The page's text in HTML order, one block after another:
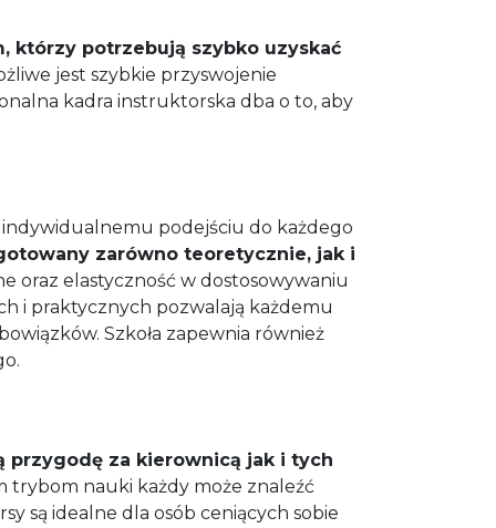
którzy potrzebują szybko uzyskać
jest szybkie przyswojenie
kadra instruktorska dba o to, aby
indywidualnemu podejściu do każdego
zarówno teoretycznie, jak i
oraz elastyczność w dostosowywaniu
i praktycznych pozwalają każdemu
Szkoła zapewnia również
przygodę za kierownicą jak i tych
trybom nauki każdy może znaleźć
są idealne dla osób ceniących sobie